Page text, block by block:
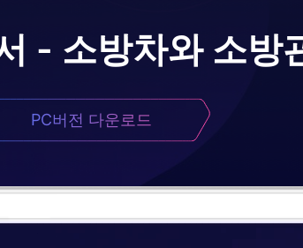
- 소방차와 소방
PC버전 다운로드